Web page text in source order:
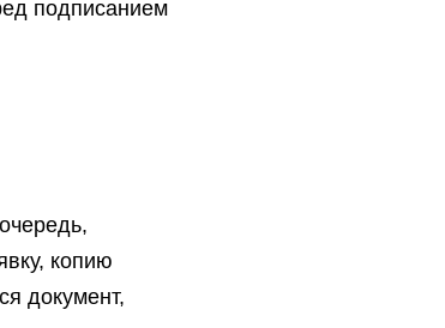
подписанием
копию
документ,